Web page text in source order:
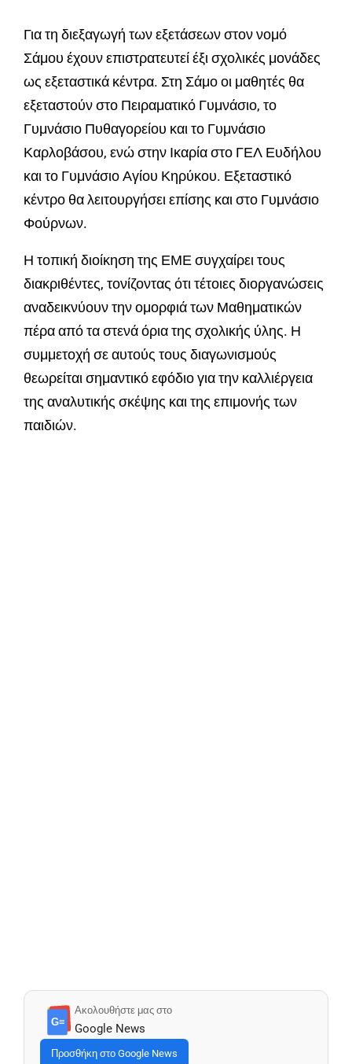
Για τη διεξαγωγή των εξετάσεων στον νομό
Σάμου έχουν επιστρατευτεί έξι σχολικές μονάδες
ως εξεταστικά κέντρα. Στη Σάμο οι μαθητές θα
εξεταστούν στο Πειραματικό Γυμνάσιο, το
Γυμνάσιο Πυθαγορείου και το Γυμνάσιο
Καρλοβάσου, ενώ στην Ικαρία στο ΓΕΛ Ευδήλου
και το Γυμνάσιο Αγίου Κηρύκου. Εξεταστικό
κέντρο θα λειτουργήσει επίσης και στο Γυμνάσιο
Φούρνων.
Η τοπική διοίκηση της ΕΜΕ συγχαίρει τους
διακριθέντες, τονίζοντας ότι τέτοιες διοργανώσεις
αναδεικνύουν την ομορφιά των Μαθηματικών
πέρα από τα στενά όρια της σχολικής ύλης. Η
συμμετοχή σε αυτούς τους διαγωνισμούς
θεωρείται σημαντικό εφόδιο για την καλλιέργεια
της αναλυτικής σκέψης και της επιμονής των
παιδιών.
G≡
Ακολουθήστε μας στο
Google News
Προσθήκη στο Google News